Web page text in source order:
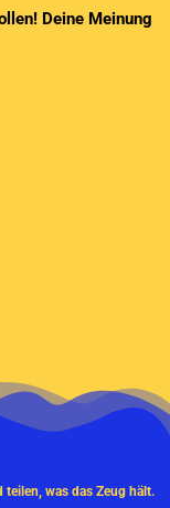
Deine Meinung
teilen, was das Zeug hält.